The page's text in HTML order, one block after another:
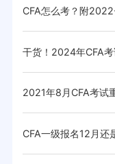
CFA怎么考？附
干货！2024年CFA考
2021年8月CFA考试
CFA一级报名12月还